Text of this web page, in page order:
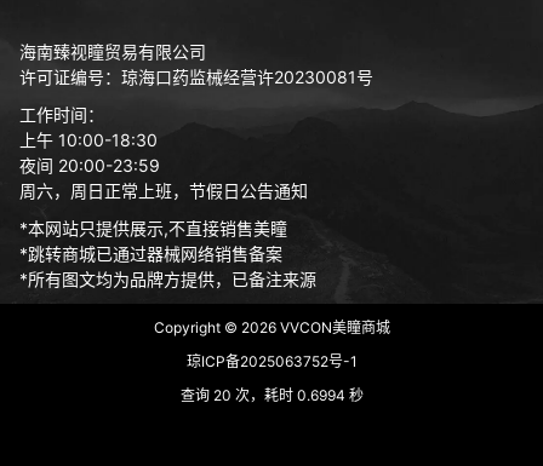
海南臻视瞳贸易有限公司
许可证编号：琼海口药监械经营许20230081号
工作时间：
上午 10:00-18:30
夜间 20:00-23:59
周六，周日正常上班，节假日公告通知
*本网站只提供展示,不直接销售美瞳
*跳转商城已通过器械网络销售备案
*所有图文均为品牌方提供，已备注来源
Copyright © 2026VVCON美瞳商城
琼ICP备2025063752号-1
查询 20 次，耗时 0.6994 秒